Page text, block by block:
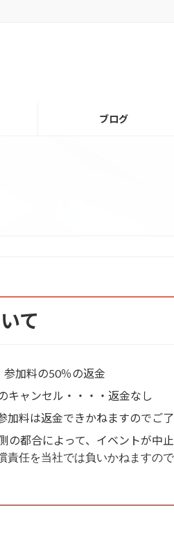
ブログ
て
加料の50％の返金
キャンセル・・・・返金なし
料は返金できかねますのでご了
の都合によって、イベントが中
責任を当社では負いかねますの